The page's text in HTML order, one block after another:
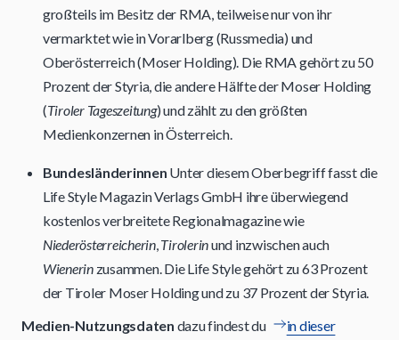
großteils im Besitz der RMA, teilweise nur von ihr
vermarktet wie in Vorarlberg (Russmedia) und
Oberösterreich (Moser Holding). Die RMA gehört zu 50
Prozent der Styria, die andere Hälfte der Moser Holding
(Tiroler Tageszeitung) und zählt zu den größten
Medienkonzernen in Österreich.
Bundesländerinnen Unter diesem Oberbegriff fasst die
Life Style Magazin Verlags GmbH ihre überwiegend
kostenlos verbreitete Regionalmagazine wie
Niederösterreicherin,Tirolerinund inzwischen auch
Wienerinzusammen. Die Life Style gehört zu 63 Prozent
der Tiroler Moser Holding und zu 37 Prozent der Styria.
Medien-Nutzungsdaten dazu findest du
in dieser